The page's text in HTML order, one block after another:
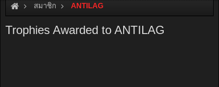
สมาชิก ANTILAG
Trophies Awarded to ANTILAG